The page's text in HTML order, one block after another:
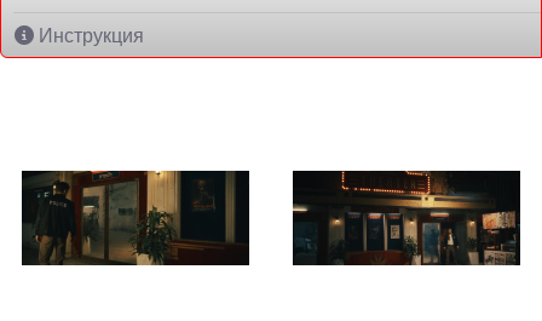
Инструкция